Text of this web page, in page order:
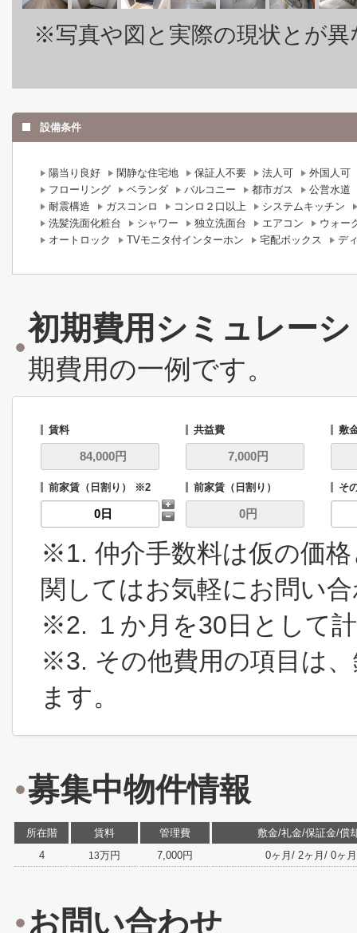
※写真や図と実際の現状とが
設備条件
陽当り良好 閑静な住宅地 保証人不要 法人可
外国人可
フローリング
ベランダ バルコニー 都市ガス
公営水道
耐震構造
ガスコンロ コンロ２口以上
システムキッチン
洗髪洗面化粧台
シャワー 独立洗面台 エアコン
ウォー
オートロック
TVモニタ付インターホン 宅配ボックス デ
初期費用シミュレー
期費用の一例です。
賃料 共益費 敷
前家賃（日割り） ※2 前家賃（日割り） そ
※1. 仲介手数料は仮の価
関してはお気軽にお問い
※2. １か月を30日として
※3. その他費用の項目は
ます。
募集中物件情報
所在階 賃料 管理費
敷金/礼金/保証金/償
4
13万円 7,000円 0ヶ月/ 2ヶ月/ 0ヶ
お問い合わせ